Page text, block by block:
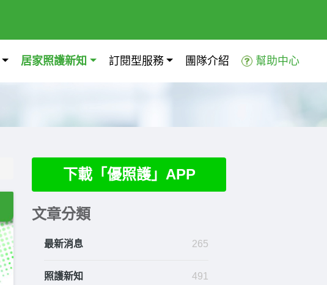
居家照護新知 訂閱型服務 團隊介紹 幫助中心
下載「優照護」APP
文章分類
最新消息 265
照護新知 491